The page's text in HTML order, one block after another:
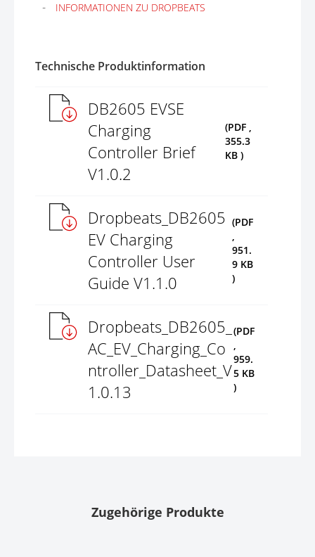
INFORMATIONEN ZU DROPBEATS
Technische Produktinformation
DB2605 EVSE
Charging
Controller Brief
V1.0.2
(PDF ,
355.3
KB )
Dropbeats_DB2605
EV Charging
Controller User
Guide V1.1.0
(PDF
,
951.
9 KB
)
Dropbeats_DB2605_
AC_EV_Charging_Co
ntroller_Datasheet_V
1.0.13
(PDF
,
959.
5 KB
)
Zugehörige Produkte